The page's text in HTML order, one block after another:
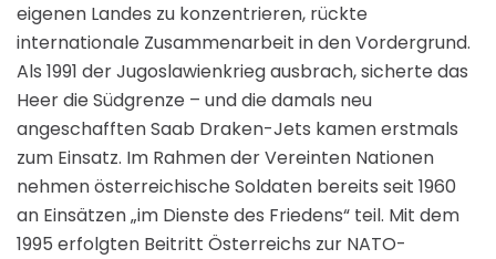
eigenen Landes zu konzentrieren, rückte
internationale Zusammenarbeit in den Vordergrund.
Als 1991 der Jugoslawienkrieg ausbrach, sicherte das
Heer die Südgrenze – und die damals neu
angeschafften Saab Draken-Jets kamen erstmals
zum Einsatz. Im Rahmen der Vereinten Nationen
nehmen österreichische Soldaten bereits seit 1960
an Einsätzen „im Dienste des Friedens“ teil. Mit dem
1995 erfolgten Beitritt Österreichs zur NATO-